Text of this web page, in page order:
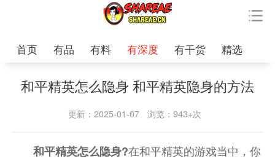
首页 有品 有料 有深度 有干货 精选
和平精英怎么隐身 和平精英隐身的方法
更新：2025-01-07 浏览：943+次
和平精英怎么隐身?在和平精英的游戏当中，你